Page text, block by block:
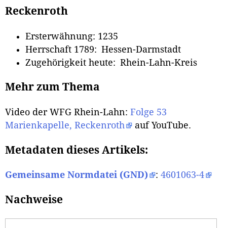
Reckenroth
Ersterwähnung: 1235
Herrschaft 1789: Hessen-Darmstadt
Zugehörigkeit heute: Rhein-Lahn-Kreis
Mehr zum Thema
Video der WFG Rhein-Lahn: Folge 53
Marienkapelle, Reckenroth
auf YouTube.
Metadaten dieses Artikels:
Gemeinsame Normdatei (GND) : 4601063-4
Nachweise